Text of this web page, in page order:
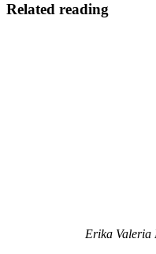
Related reading
Erika Valeria